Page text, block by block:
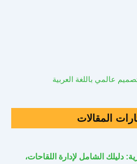
عالمي باللغة العربية
المقالات
دليلك الشامل لإدارة اللقاحات،